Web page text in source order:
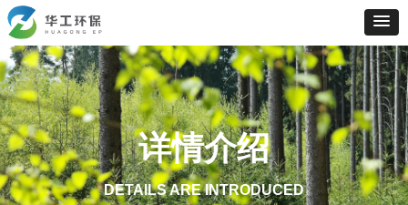
详情介绍
DETAILS ARE INTRODUCED